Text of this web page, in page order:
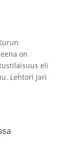
on
eli
Lehtori Jari